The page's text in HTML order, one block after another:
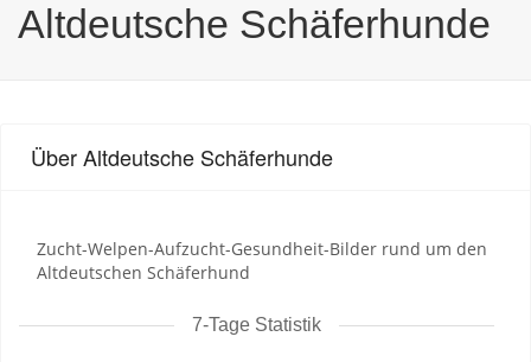
Altdeutsche Schäferhunde
Über Altdeutsche Schäferhunde
Zucht-Welpen-Aufzucht-Gesundheit-Bilder rund um den
Altdeutschen Schäferhund
7-Tage Statistik